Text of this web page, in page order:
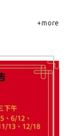
+more